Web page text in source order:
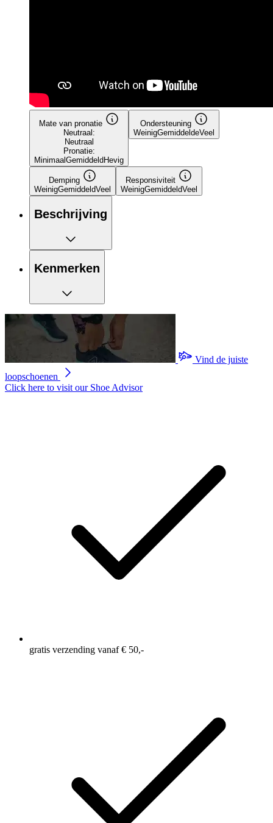
Mate van pronatie
Neutraal:
Neutraal
Pronatie:
MinimaalGemiddeldHevig
Ondersteuning
WeinigGemiddeldeVeel
Demping
WeinigGemiddeldVeel
Responsiviteit
WeinigGemiddeldVeel
Beschrijving
Kenmerken
Vind de juiste
loopschoenen
Click here to visit our Shoe Advisor
gratis verzending vanaf € 50,-